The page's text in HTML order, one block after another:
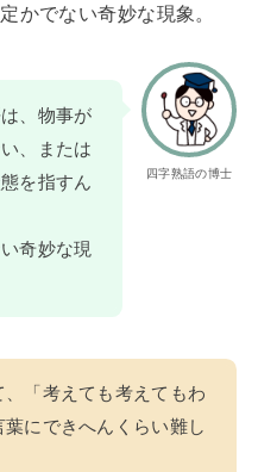
かでない奇妙な現象。
四字熟語の博士
、物事が
、または
を指すん
奇妙な現
、「考えても考えてもわ
にできへんくらい難し